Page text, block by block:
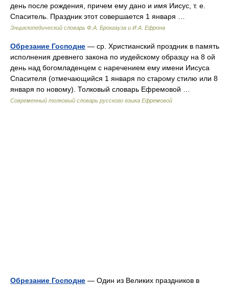
день после рождения, причем ему дано и имя Иисус, т. е.
Спаситель. Праздник этот совершается 1 января …
Энциклопедический словарь Ф.А. Брокгауза и И.А. Ефрона
Обрезание Господне — ср. Христианский проздник в память
исполнения древнего закона по иудейскому образцу на 8 ой
день над богомладенцем с наречением ему имени Иисуса
Спасителя (отмечающийся 1 января по старому стилю или 8
января по новому). Толковый словарь Ефремовой …
Современный толковый словарь русского языка Ефремовой
Обрезание Господне — Один из Великих праздников в